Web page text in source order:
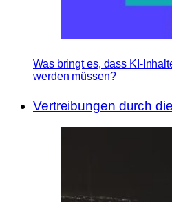
Was bringt es, dass KI-
werden müssen?
Vertreibungen durch